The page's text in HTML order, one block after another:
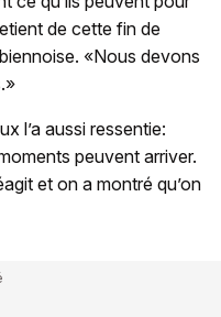
de cette fin de
«Nous devons
l’a aussi ressentie:
peuvent arriver.
et on a montré qu’on